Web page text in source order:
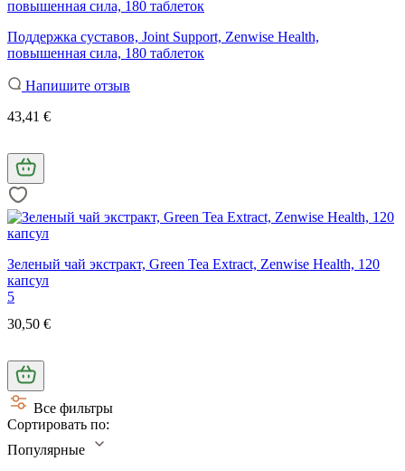
Поддержка суставов, Joint Support, Zenwise Health,
повышенная сила, 180 таблеток
Напишите отзыв
43,41 €
Зеленый чай экстракт, Green Tea Extract, Zenwise Health, 120
капсул
5
30,50 €
Все фильтры
Сортировать по:
Популярные